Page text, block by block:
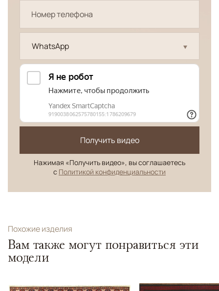
WhatsApp
Получить видео
Нажимая «Получить видео», вы соглашаетесь
с Политикой конфиденциальности
Похожие изделия
Вам также могут понравиться эти
модели